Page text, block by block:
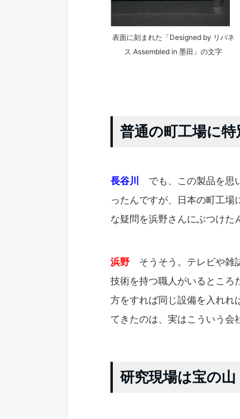
表面に刻まれた「Designed by リバネ
ス Assembled in 墨田」の文字
普通の町工場に
長谷川 でも、この製品を思
ったんですが、日本の町工
な疑問を浜野さんにぶつけた
浜野 そうそう。テレビや雑
技術を持つ職人がいるところ
方をすれば同じ設備を入れれ
てきたのは、実はこういう会
研究現場は宝の山